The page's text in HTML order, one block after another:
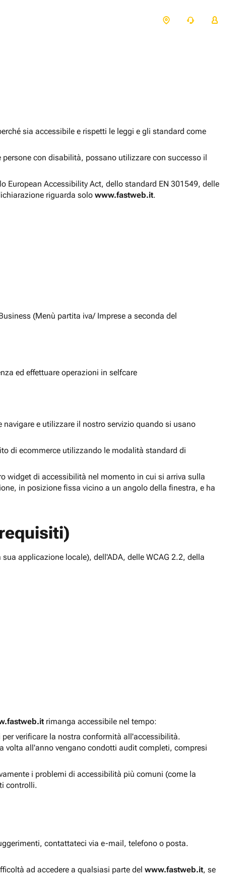
sia accessibile e rispetti le leggi e gli standard come
con disabilità, possano utilizzare con successo il
European Accessibility Act, dello standard EN 301549, delle
riguarda solo www.fastweb.it.
(Menù partita iva/ Imprese a seconda del
ed effettuare operazioni in selfcare
e utilizzare il nostro servizio quando si usano
di ecommerce utilizzando le modalità standard di
widget di accessibilità nel momento in cui si arriva sulla
in posizione fissa vicino a un angolo della finestra, e ha
applicazione locale), dell'ADA, delle WCAG 2.2, della
rimanga accessibile nel tempo:
verificare la nostra conformità all'accessibilità.
volta all'anno vengano condotti audit completi, compresi
i problemi di accessibilità più comuni (come la
controlli.
contattateci via e-mail, telefono o posta.
ad accedere a qualsiasi parte del www.fastweb.it, se